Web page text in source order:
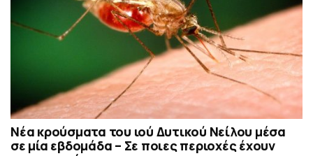
Νέα κρούσματα του ιού Δυτικού Νείλου μέσα
σε μία εβδομάδα – Σε ποιες περιοχές έχουν